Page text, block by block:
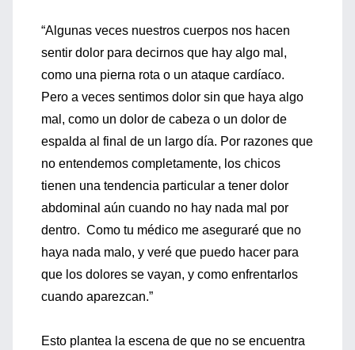
“Algunas veces nuestros cuerpos nos hacen
sentir dolor para decirnos que hay algo mal,
como una pierna rota o un ataque cardíaco.
Pero a veces sentimos dolor sin que haya algo
mal, como un dolor de cabeza o un dolor de
espalda al final de un largo día. Por razones que
no entendemos completamente, los chicos
tienen una tendencia particular a tener dolor
abdominal aún cuando no hay nada mal por
dentro. Como tu médico me aseguraré que no
haya nada malo, y veré que puedo hacer para
que los dolores se vayan, y como enfrentarlos
cuando aparezcan.”
Esto plantea la escena de que no se encuentra